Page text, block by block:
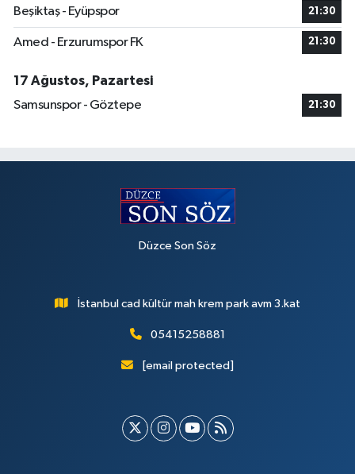
Beşiktaş - Eyüpspor 21:30
Amed - Erzurumspor FK 21:30
17 Ağustos, Pazartesi
Samsunspor - Göztepe
21:30
Düzce Son Söz
İstanbul cad kültür mah krem park avm 3.kat
05415258881
[email protected]